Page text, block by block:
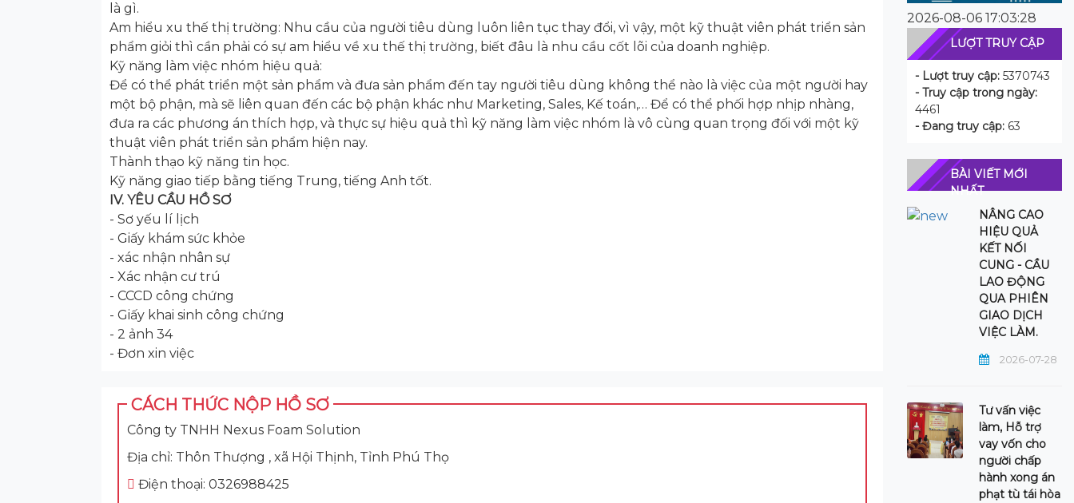
là gì.
Am hiểu xu thế thị trường: Nhu cầu của người tiêu dùng luôn liên tục thay đổi, vì vậy, một kỹ thuật viên phát triển sản
phẩm giỏi thì cần phải có sự am hiểu về xu thế thị trường, biết đâu là nhu cầu cốt lõi của doanh nghiệp.
Kỹ năng làm việc nhóm hiệu quả:
Để có thể phát triển một sản phẩm và đưa sản phẩm đến tay người tiêu dùng không thể nào là việc của một người hay
một bộ phận, mà sẽ liên quan đến các bộ phận khác như Marketing, Sales, Kế toán,… Để có thể phối hợp nhịp nhàng,
đưa ra các phương án thích hợp, và thực sự hiệu quả thì kỹ năng làm việc nhóm là vô cùng quan trọng đối với một kỹ
thuật viên phát triển sản phẩm hiện nay.
Thành thạo kỹ năng tin học.
Kỹ năng giao tiếp bằng tiếng Trung, tiếng Anh tốt.
IV. YÊU CẦU HỒ SƠ
- Sơ yếu lí lịch
- Giấy khám sức khỏe
- xác nhận nhân sự
- Xác nhận cư trú
- CCCD công chứng
- Giấy khai sinh công chứng
- 2 ảnh 34
- Đơn xin việc
CÁCH THỨC NỘP HỒ SƠ
Công ty TNHH Nexus Foam Solution
Địa chỉ: Thôn Thượng , xã Hội Thịnh, Tỉnh Phú Thọ
Điện thoại: 0326988425
2026-08-06 17:03:28
LƯỢT TRUY CẬP
- Lượt truy cập: 5370743
- Truy cập trong ngày:
4461
- Đang truy cập: 63
BÀI VIẾT MỚI
NHẤT
NÂNG CAO
HIỆU QUẢ
KẾT NỐI
CUNG - CẦU
LAO ĐỘNG
QUA PHIÊN
GIAO DỊCH
VIỆC LÀM.
2026-07-28
Tư vấn việc
làm, Hỗ trợ
vay vốn cho
người chấp
hành xong án
phạt tù tái hòa